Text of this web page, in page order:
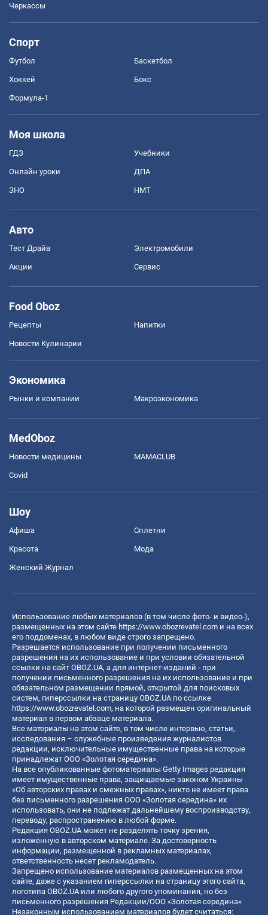
Черкассы
Спорт
Футбол Баскетбол
Хоккей Бокс
Формула-1
Моя школа
ГДЗ Учебники
Онлайн уроки ДПА
ЗНО НМТ
Авто
Тест Драйв Электромобили
Акции Сервис
Food Oboz
Рецепты Напитки
Новости Кулинарии
Экономика
Рынки и компании Mакроэкономика
MedOboz
Новости медицины MAMACLUB
Covid
Шоу
Афиша Сплетни
Красота Мода
Женский Журнал
Использование любых материалов (в том числе фото- и видео-),
размещенных на этом сайте https://www.obozrevatel.com и на всех
его поддоменах, в любом виде строго запрещено.
Разрешается использование при получении письменного
разрешения на их использование и при условии обязательной
ссылки на сайт OBOZ.UA, а для интернет-изданий - при
получении письменного разрешения на их использование и при
обязательном размещении прямой, открытой для поисковых
систем, гиперссылки на страницу OBOZ.UA по ссылке
https://www.obozrevatel.com, на которой размещен оригинальный
материал в первом абзаце материала.
Все материалы на этом сайте, в том числе интервью, статьи,
исследования – служебные произведения журналистов
редакции, исключительные имущественные права на которые
принадлежат ООО «Золотая середина».
На все опубликованные фотоматериалы Getty Images редакция
имеет имущественные права, защищаемые законом Украины
«Об авторских правах и смежных правах», никто не имеет права
без письменного разрешения ООО «Золотая середина» их
использовать, они не подлежат дальнейшему воспроизводству,
переводу, распространению в любой форме.
Редакция OBOZ.UA может не разделять точку зрения,
изложенную в авторском материале. За достоверность
информации, размещенной в рекламных материалах,
ответственность несет рекламодатель.
Запрещено использование материалов размещенных на этом
сайте, даже с указанием гиперссылки на страницу этого сайта,
логотипа OBOZ.UA или любого другого упоминания, но без
письменного разрешения Редакции/ООО «Золотая середина»
Незаконным использованием материалов будет считаться: